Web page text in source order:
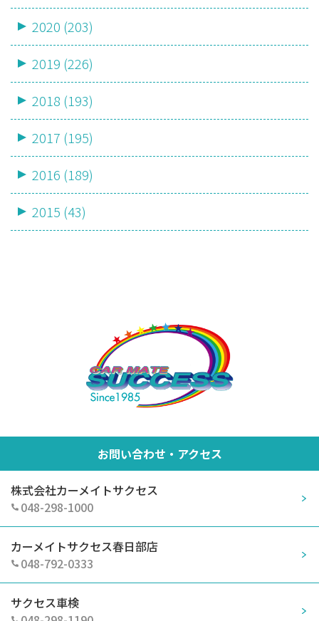
2020 (203)
2019 (226)
2018 (193)
2017 (195)
2016 (189)
2015 (43)
お問い合わせ・アクセス
株式会社カーメイトサクセス
048-298-1000
カーメイトサクセス春日部店
048-792-0333
サクセス車検